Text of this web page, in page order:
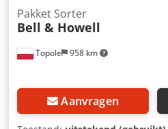
Topole 958 km
Pakket Sorter
Bell & Howell
Aanvragen